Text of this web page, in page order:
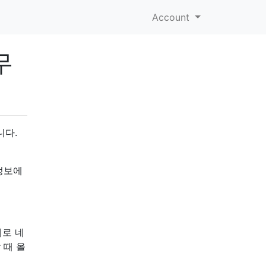
Account
다.
에
네
때 올